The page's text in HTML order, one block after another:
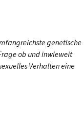
genetische
ob und inwieweit
Verhalten eine